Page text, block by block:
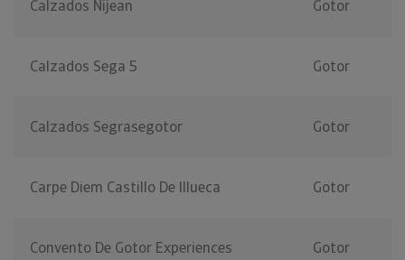
Calzados Nijean Gotor
Calzados Sega 5 Gotor
Calzados Segrasegotor Gotor
Carpe Diem Castillo De Illueca Gotor
Convento De Gotor Experiences Gotor